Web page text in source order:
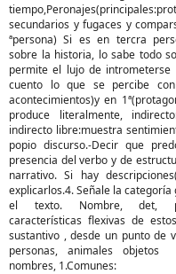
secundarios y fugaces y
ªpersona) Si es en tercra
sobre la historia, lo sabe todo
permite el lujo de intrometerse
cuento lo que se percibe
acontecimientos)y en
produce literalmente,
indirecto libre:muestra
popio discurso.-Decir que
presencia del verbo y de
narrativo. Si hay
explicarlos.4. Señale la
el texto. Nombre, det,
características flexivas de
sustantivo , desde un punto de
personas, animales objetos
nombres, 1.Comunes: